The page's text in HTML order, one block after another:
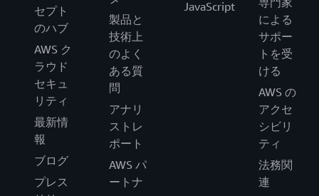
セプト
のハブ
AWS ク
ラウド
セキュ
リティ
最新情
報
ブログ
プレス
製品と
技術上
のよく
ある質
問
アナリ
ストレ
ポート
AWS パ
ートナ
JavaScript
による
サポー
トを受
ける
AWS の
アクセ
シビリ
ティ
法務関
連